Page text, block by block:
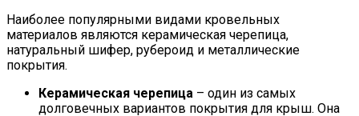
Наиболее популярными видами кровельных
материалов являются керамическая черепица,
натуральный шифер, рубероид и металлические
покрытия.
Керамическая черепица – один из самых
долговечных вариантов покрытия для крыш. Она